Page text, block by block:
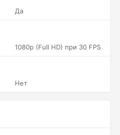
Да
1080p (Full HD) при 30 FPS
Нет